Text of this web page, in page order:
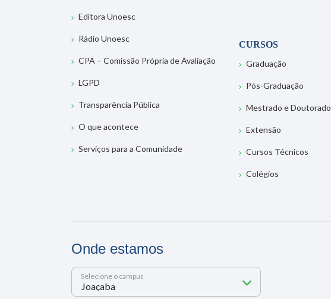
Editora Unoesc
Rádio Unoesc
CPA – Comissão Própria de Avaliação
LGPD
Transparência Pública
O que acontece
Serviços para a Comunidade
CURSOS
Graduação
Pós-Graduação
Mestrado e Doutorado
Extensão
Cursos Técnicos
Colégios
Onde estamos
Selecione o campus